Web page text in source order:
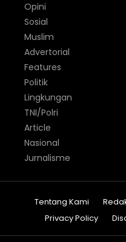
Opini
Sosial
Muslim
Advertorial
Features
Politik
Lingkungan
TNI/Polri
Article
Nasional
Jurnalisme
Tentang Kami
Privacy Policy